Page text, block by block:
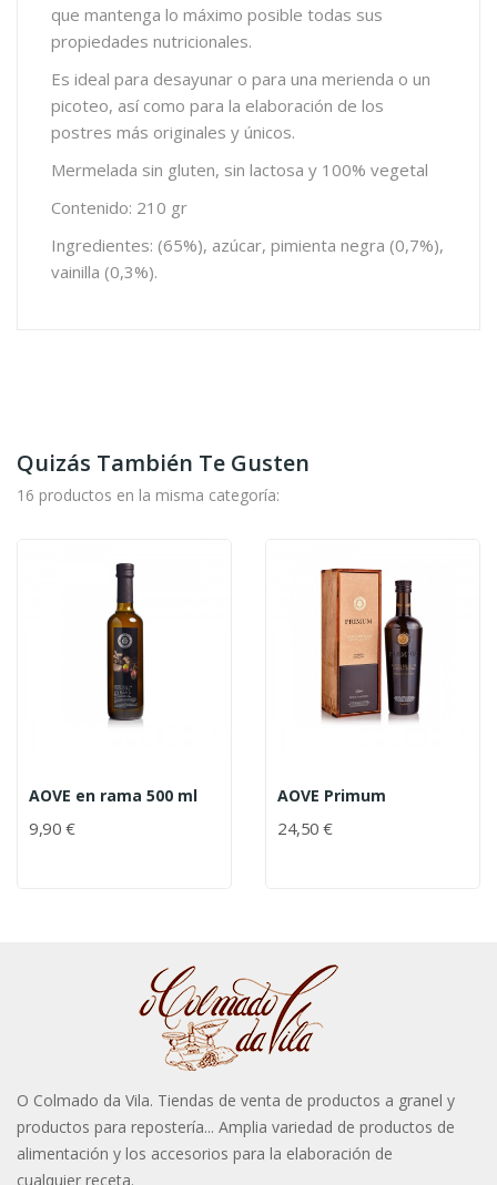
que mantenga lo máximo posible todas sus
propiedades nutricionales.
Es ideal para desayunar o para una merienda o un
picoteo, así como para la elaboración de los
postres más originales y únicos.
Mermelada sin gluten, sin lactosa y 100% vegetal
Contenido: 210 gr
Ingredientes: (65%), azúcar, pimienta negra (0,7%),
vainilla (0,3%).
Quizás También Te Gusten
16 productos en la misma categoría:
AOVE en rama 500 ml
9,90 €
AOVE Primum
24,50 €
O Colmado da Vila. Tiendas de venta de productos a granel y
productos para repostería... Amplia variedad de productos de
alimentación y los accesorios para la elaboración de
cualquier receta.